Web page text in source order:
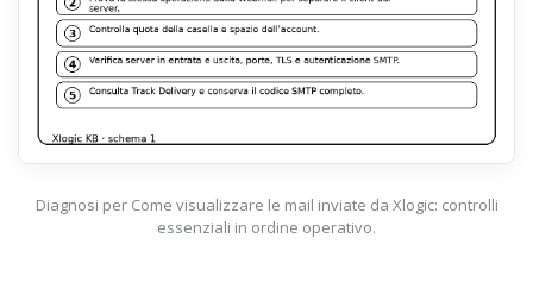
Diagnosi per Come visualizzare le mail inviate da Xlogic: controlli
essenziali in ordine operativo.